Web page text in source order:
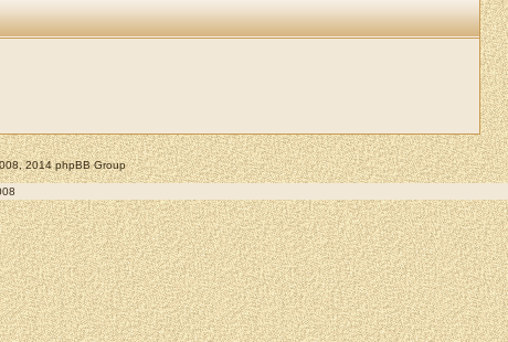
2014 phpBB Group